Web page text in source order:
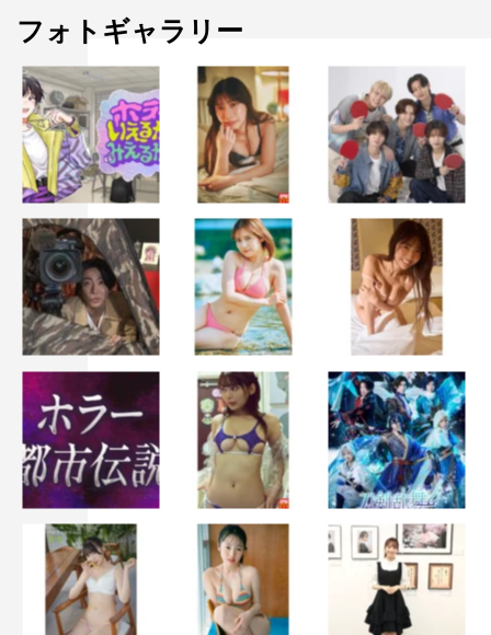
を好きになったんだと思うし、愛のある掛け合いにしたい
ですね。龍さんが向日葵とどういうやり取りをするのかも
楽しみです。志尊さんとはこの作品ではじめてご一緒しま
す。役作りのために髪の色を変えたと噂に聞いてはいたの
ですが、想像した以上で（笑）。でも、だからこそ皆さん
も新鮮な印象を受けると思いますし、雅とのシーンも多い
から楽しみです。
ほかにも極道の皆さんは強烈なビジュアルなんですが、ど
の人もギャップがありながらも真っすぐ生きていて。傍か
ら見たとき、そこが面白いと思うから、あまりコメディと
いうことは意識せずに皆さんと絡んでいきたいです。世の
中に閉塞感がある中、家族の温かさを描いたこういう作品
に携われることは光栄ですし、原作よりもさらにパワーア
ップさせたドラマをお届けしたいと思います。
フォトギャラリー